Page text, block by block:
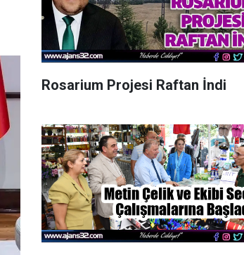
Rosarium Projesi Raftan İndi